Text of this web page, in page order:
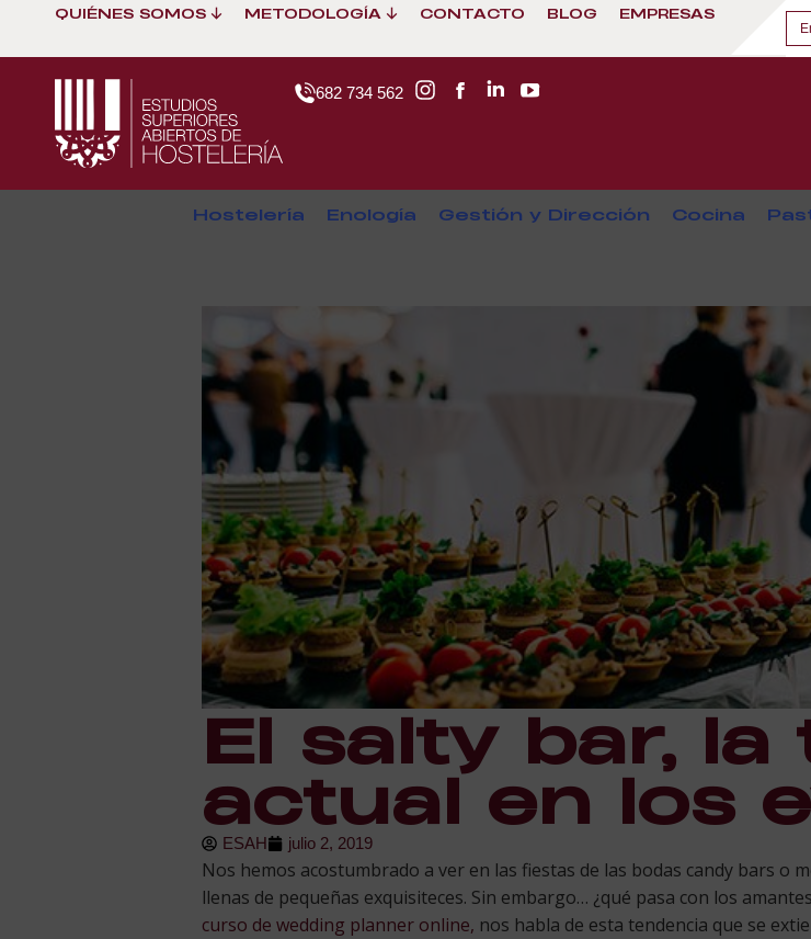
QUIÉNES SOMOS METODOLOGÍA CONTACTO BLOG EMPRESAS
682 734 562
Hostelería Enología Gestión y Dirección Cocina
El salty bar,
actual en los
ESAH julio 2, 2019
Nos hemos acostumbrado a ver en las fiestas de las bodas candy bars o
llenas de pequeñas exquisiteces. Sin embargo… ¿qué pasa con los
curso de wedding planner online, nos habla de esta tendencia que se